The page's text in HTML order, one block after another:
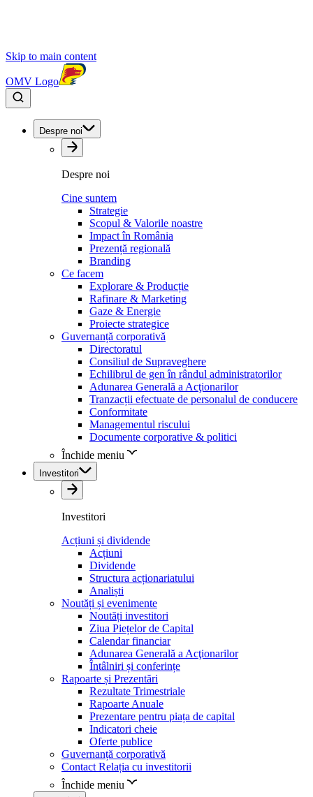
Skip to main content
OMV Logo
Despre noi
Despre noi
Cine suntem
Strategie
Scopul & Valorile noastre
Impact în România
Prezență regională
Branding
Ce facem
Explorare & Producție
Rafinare & Marketing
Gaze & Energie
Proiecte strategice
Guvernanță corporativă
Directoratul
Consiliul de Supraveghere
Echilibrul de gen în rândul administratorilor
Adunarea Generală a Acţionarilor
Tranzacții efectuate de personalul de conducere
Conformitate
Managementul riscului
Documente corporative & politici
Închide meniu
Investitori
Investitori
Acțiuni și dividende
Acțiuni
Dividende
Structura acționariatului
Analiști
Noutăți și evenimente
Noutăți investitori
Ziua Piețelor de Capital
Calendar financiar
Adunarea Generală a Acţionarilor
Întâlniri și conferințe
Rapoarte și Prezentări
Rezultate Trimestriale
Rapoarte Anuale
Prezentare pentru piața de capital
Indicatori cheie
Oferte publice
Guvernanță corporativă
Contact Relația cu investitorii
Închide meniu